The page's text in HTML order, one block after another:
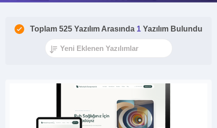
Toplam 525 Yazılım Arasında 1 Yazılım Bulundu